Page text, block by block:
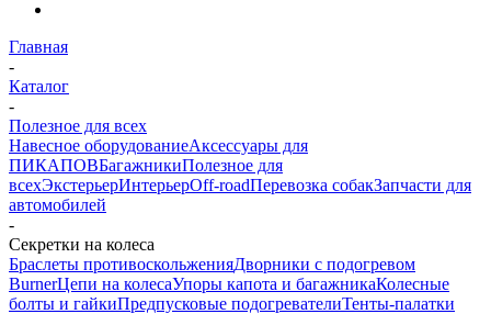
Главная
-
Каталог
-
Полезное для всех
Навесное оборудованиеАксессуары для
ПИКАПОВБагажникиПолезное для
всехЭкстерьерИнтерьерOff-roadПеревозка собакЗапчасти для
автомобилей
-
Секретки на колеса
Браслеты противоскольженияДворники с подогревом
BurnerЦепи на колесаУпоры капота и багажникаКолесные
болты и гайкиПредпусковые подогревателиТенты-палатки